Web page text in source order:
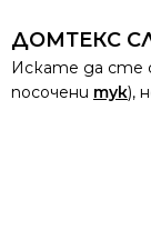
ДОМТЕКС
Искате да сте
посочени тук),